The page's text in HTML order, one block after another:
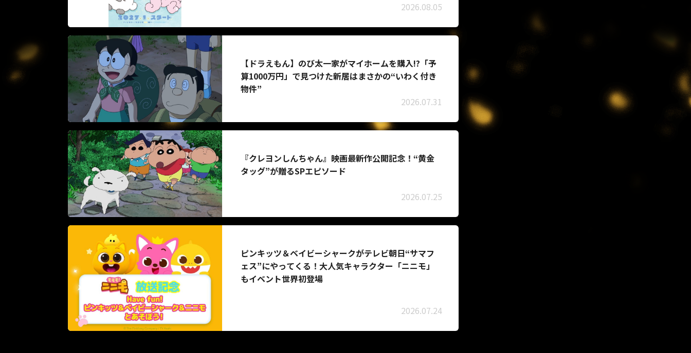
2026.08.05
【ドラえもん】のび太一家がマイホームを購入!?「予
算1000万円」で見つけた新居はまさかの“いわく付き
物件”
2026.07.31
『クレヨンしんちゃん』映画最新作公開記念！“黄金
タッグ”が贈るSPエピソード
2026.07.25
ピンキッツ＆ベイビーシャークがテレビ朝日“サマフ
ェス”にやってくる！大人気キャラクター「ニニモ」
もイベント世界初登場
2026.07.24
2:27
サクラミーツ 【強烈キャラ登